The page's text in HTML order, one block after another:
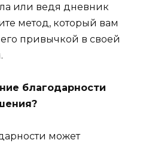
или ведя дневник
метод, который вам
привычкой в ​​своей
благодарности
может